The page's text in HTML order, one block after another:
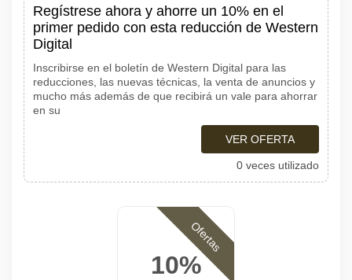
Regístrese ahora y ahorre un 10% en el
primer pedido con esta reducción de Western
Digital
Inscribirse en el boletín de Western Digital para las
reducciones, las nuevas técnicas, la venta de anuncios y
mucho más además de que recibirá un vale para ahorrar
en su
VER OFERTA
0 veces utilizado
10%
Ofertas